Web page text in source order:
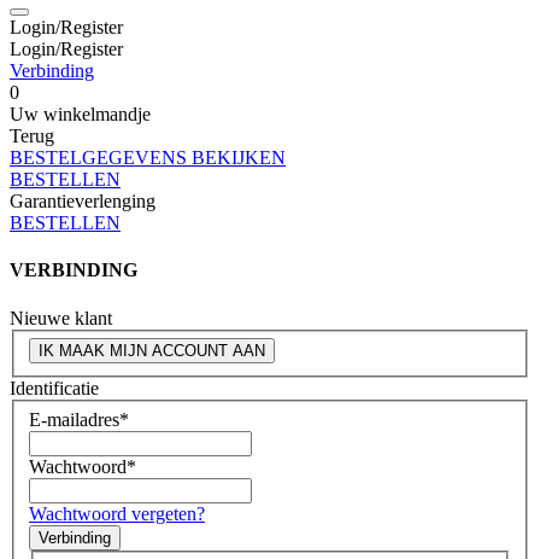
Login/Register
Login/Register
Verbinding
0
Uw winkelmandje
Terug
BESTELGEGEVENS BEKIJKEN
BESTELLEN
Garantieverlenging
BESTELLEN
VERBINDING
Nieuwe klant
IK MAAK MIJN ACCOUNT AAN
Identificatie
E-mailadres*
Wachtwoord*
Wachtwoord vergeten?
Verbinding